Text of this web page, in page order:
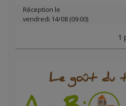
Réception le
vendredi 14/08 (09:00)
1